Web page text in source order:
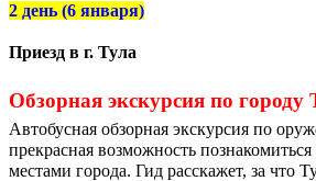
2 день (6 января)
Приезд в г. Тула
Обзорная экскурсия по городу
Автобусная обзорная экскурсия по
прекрасная возможность
местами города. Гид расскажет, за что